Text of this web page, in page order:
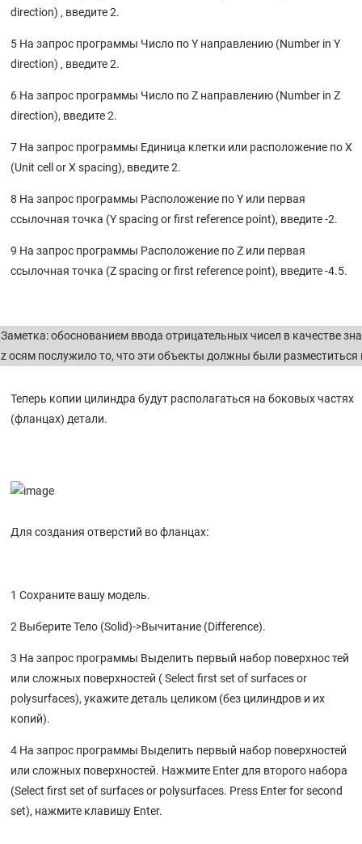
direction) , введите 2.
5 На запрос программы Число по Y направлению (Number in Y
direction) , введите 2.
6 На запрос программы Число по Z направлению (Number in Z
direction), введите 2.
7 На запрос программы Единица клетки или расположение по X
(Unit cell or X spacing), введите 2.
8 На запрос программы Расположение по Y или первая
ссылочная точка (Y spacing or first reference point), введите -2.
9 На запрос программы Расположение по Z или первая
ссылочная точка (Z spacing or first reference point), введите -4.5.
Заметка: обоснованием ввода отрицательных чисел в качестве
z осям послужило то, что эти объекты должны были разместиться
Теперь копии цилиндра будут располагаться на боковых частях
(фланцах) детали.
Для создания отверстий во фланцах:
1 Сохраните вашу модель.
2 Выберите Тело (Solid)->Вычитание (Difference).
3 На запрос программы Выделить первый набор поверхнос тей
или сложных поверхностей ( Select first set of surfaces or
polysurfaces), укажите деталь целиком (без цилиндров и их
копий).
4 На запрос программы Выделить первый набор поверхностей
или сложных поверхностей. Нажмите Enter для второго набора
(Select first set of surfaces or polysurfaces. Press Enter for second
set), нажмите клавишу Enter.